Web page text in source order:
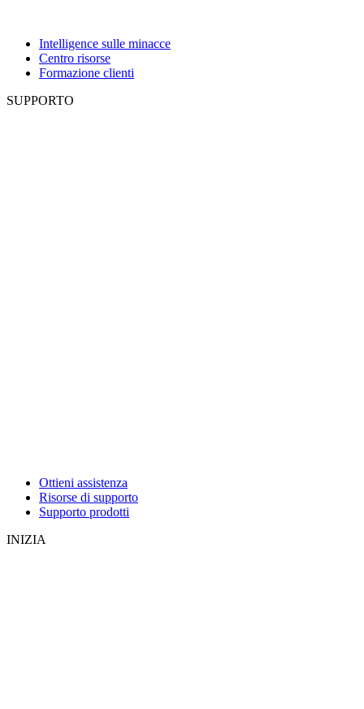
Intelligence sulle minacce
Centro risorse
Formazione clienti
SUPPORTO
Ottieni assistenza
Risorse di supporto
Supporto prodotti
INIZIA